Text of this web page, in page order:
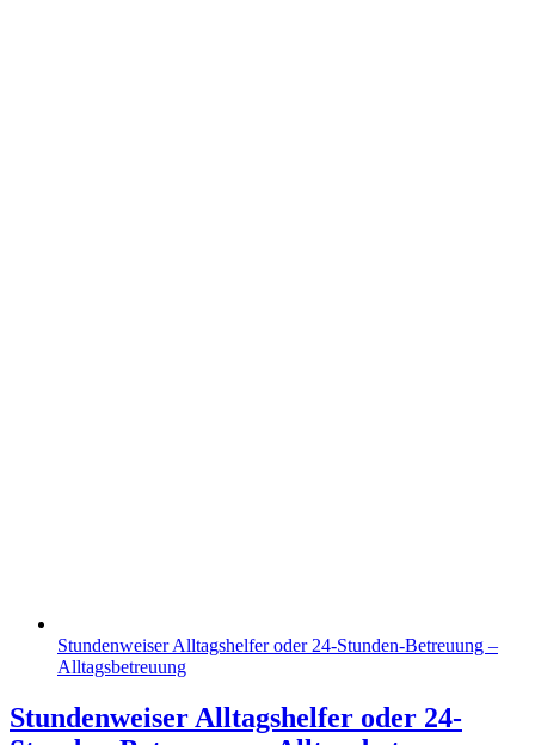
Stundenweiser Alltagshelfer oder 24-Stunden-Betreuung –
Alltagsbetreuung
Stundenweiser Alltagshelfer oder 24-